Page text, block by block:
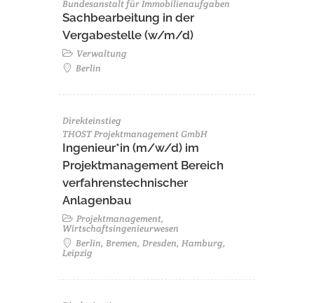
Bundesanstalt für Immobilienaufgaben
Sachbearbeitung in der
Vergabestelle (w/m/d)
Verwaltung
Berlin
Direkteinstieg
THOST Projektmanagement GmbH
Ingenieur*in (m/w/d) im
Projektmanagement Bereich
verfahrenstechnischer
Anlagenbau
Projektmanagement,
Wirtschaftsingenieurwesen
Berlin, Bremen, Dresden, Hamburg,
Leipzig